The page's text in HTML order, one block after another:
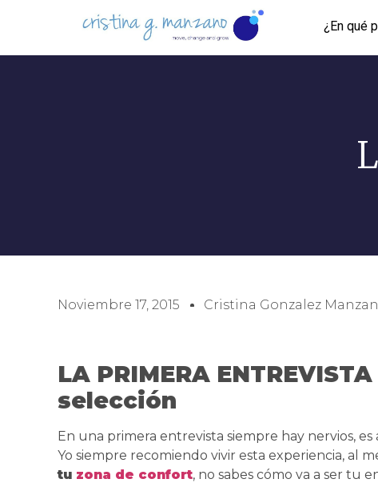
¿En qué
Noviembre 17, 2015 Cristina Gonzalez
LA PRIMERA
selección
En una primera entrevista siempre hay nervios,
Yo siempre recomiendo vivir esta experiencia, al
tu zona de confort, no sabes cómo va a ser tu